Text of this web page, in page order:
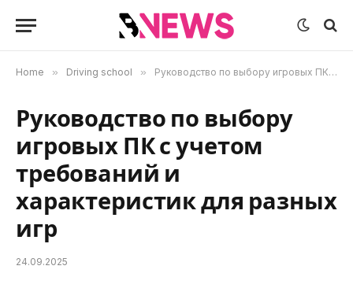
Home » Driving school » Руководство по выбору игровых ПК с учетом требований и характеристик для разных игр
Руководство по выбору
игровых ПК с учетом
требований и
характеристик для разных
игр
24.09.2025